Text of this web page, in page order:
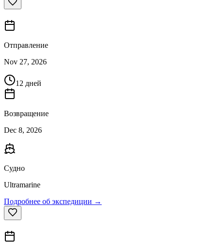
Отправление
Nov 27, 2026
12 дней
Возвращение
Dec 8, 2026
Судно
Ultramarine
Подробнее об экспедиции →